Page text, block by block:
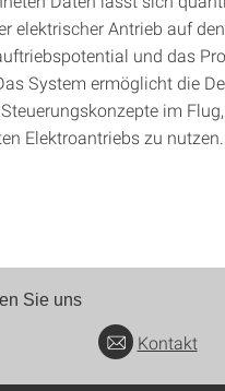
elektrischer Antrieb auf
und das
System ermöglicht die
im
Elektroantriebs zu nutzen.
Sie uns
Kontakt